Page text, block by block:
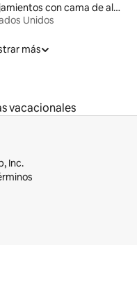
Alojamientos con cama de altura accesible
Unidos
más
vacacionales
Inc.